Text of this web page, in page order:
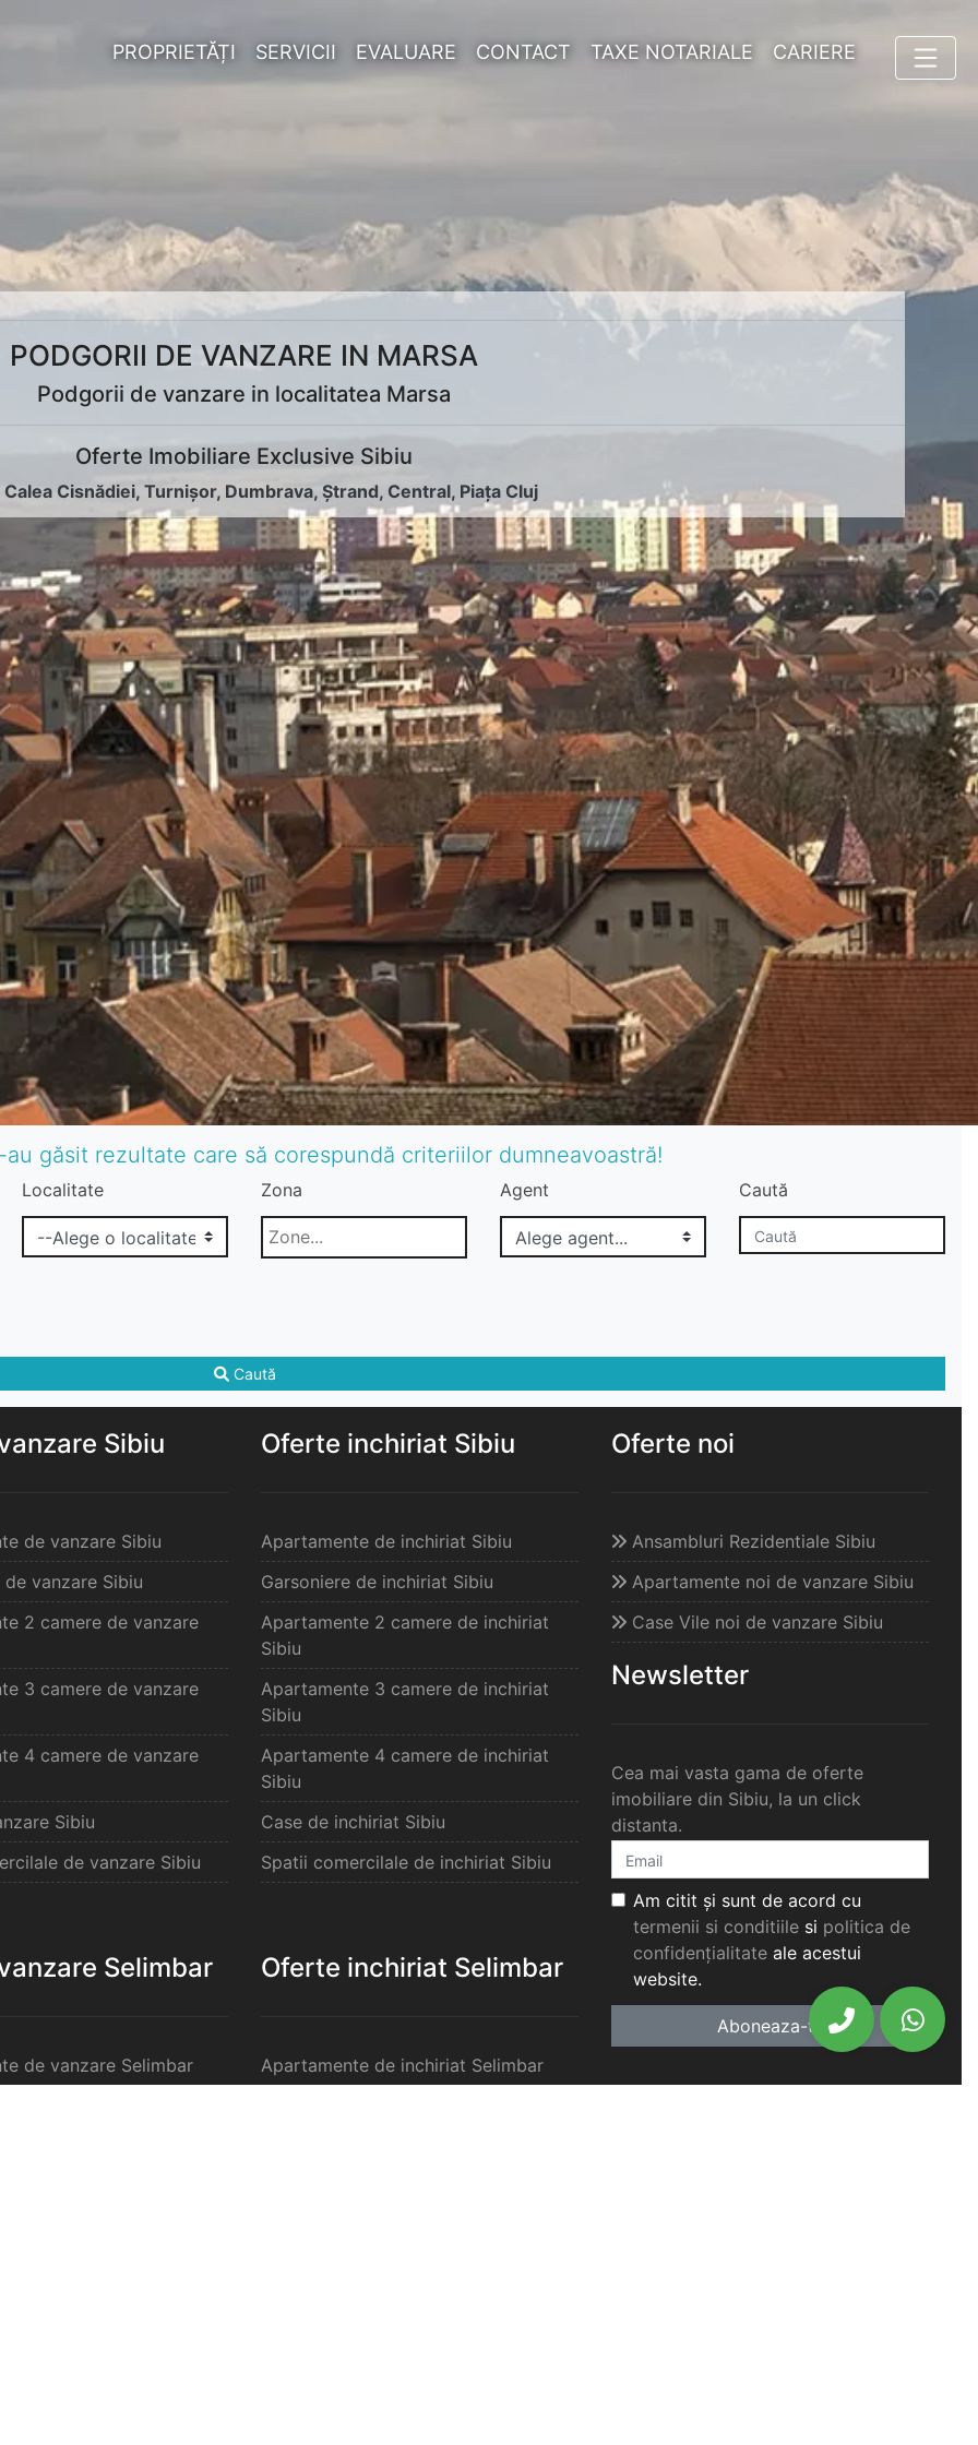
PROPRIETĂȚI SERVICII EVALUARE CONTACT TAXE NOTARIALE CARIERE
PODGORII DE VANZARE IN MARSA
Podgorii de vanzare in localitatea Marsa
Oferte Imobiliare Exclusive Sibiu
Calea Cisnădiei,Turnișor, Dumbrava,Ștrand,Central, Piața Cluj
găsit rezultate care să corespundă criteriilor dumneavoastră!
Localitate Zona Agent Caută
Caută
Sibiu
de vanzare Sibiu
de vanzare Sibiu
2 camere de vanzare
3 camere de vanzare
4 camere de vanzare
Sibiu
de vanzare Sibiu
Selimbar
de vanzare Selimbar
Oferte inchiriat Sibiu
Apartamente de inchiriat Sibiu
Garsoniere de inchiriat Sibiu
Apartamente 2 camere de inchiriat
Sibiu
Apartamente 3 camere de inchiriat
Sibiu
Apartamente 4 camere de inchiriat
Sibiu
Case de inchiriat Sibiu
Spatii comercilale de inchiriat Sibiu
Oferte inchiriat Selimbar
Apartamente de inchiriat Selimbar
Oferte noi
Ansambluri Rezidentiale Sibiu
Apartamente noi de vanzare Sibiu
Case Vile noi de vanzare Sibiu
Newsletter
Cea mai vasta gama de oferte
imobiliare din Sibiu, la un click
distanta.
Am citit și sunt de acord cu
termenii si conditiile si politica de
confidențialitate ale acestui
website.
Aboneaza-te